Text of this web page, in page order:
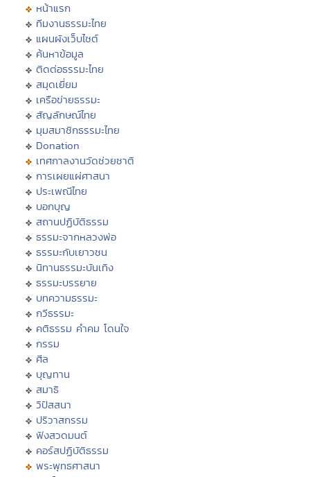
หน้าแรก
ทีมงานธรรมะไทย
แผนผังเว็บไซต์
ค้นหาข้อมูล
ติดต่อธรรมะไทย
สมุดเยี่ยม
เครือข่ายธรรมะ
สัญลักษณ์ไทย
มุมสมาชิกธรรมะไทย
Donation
เทศกาลงานวัดช่วยชาติ
การเผยแผ่ศาสนา
ประเพณีไทย
บอกบุญ
สถานปฏิบัติธรรม
ธรรมะจากหลวงพ่อ
ธรรมะกับเยาวชน
นิทานธรรมะบันเทิง
ธรรมะบรรยาย
บทความธรรมะ
กวีธรรมะ
คติธรรม คำคม โดนใจ
กรรม
ศีล
บุญทาน
สมาธิ
วิปัสสนา
ปริวาสกรรม
ฟังสวดมนต์
คอร์สปฏิบัติธรรม
พระพุทธศาสนา